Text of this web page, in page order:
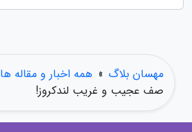
مهسان بلاگ » همه اخبار و مقاله ها
صف عجیب و غریب لندکروز!